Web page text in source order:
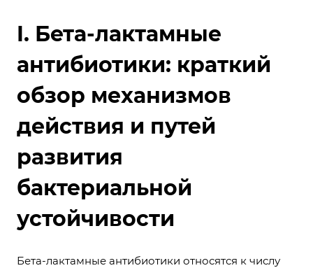
I. Бета-лактамные
антибиотики: краткий
обзор механизмов
действия и путей
развития
бактериальной
устойчивости
Бета-лактамные антибиотики относятся к числу